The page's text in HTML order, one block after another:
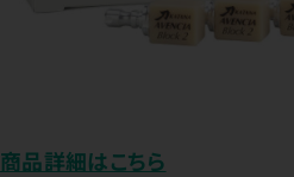
商品詳細はこちら